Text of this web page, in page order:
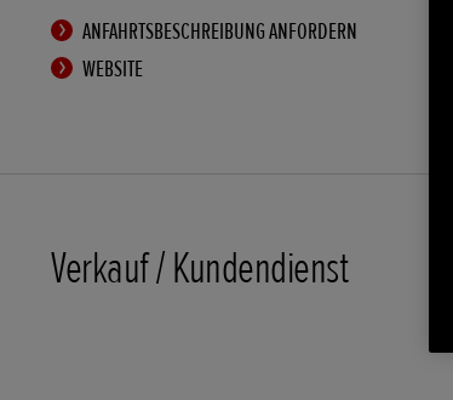
ANFAHRTSBESCHREIBUNG ANFORDERN
WEBSITE
Verkauf / Kundendienst